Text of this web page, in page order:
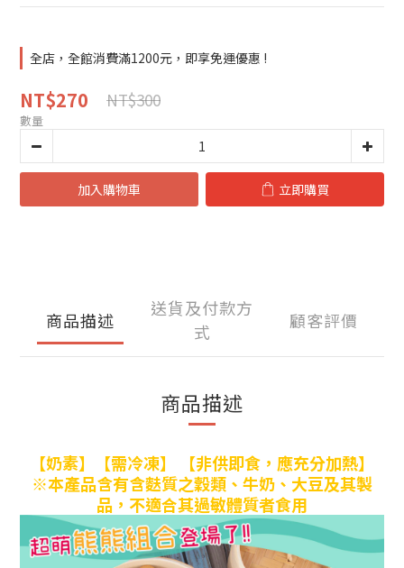
全店，全館消費滿1200元，即享免運優惠 !
NT$270 NT$300
數量
加入購物車 立即購買
商品描述
送貨及付款方
式
顧客評價
商品描述
【奶素】
【需冷凍】 【非供即食，應充分加熱】
※本產品含有含麩質之穀類、牛奶、大豆及其製
品，不適合其過敏體質者食用